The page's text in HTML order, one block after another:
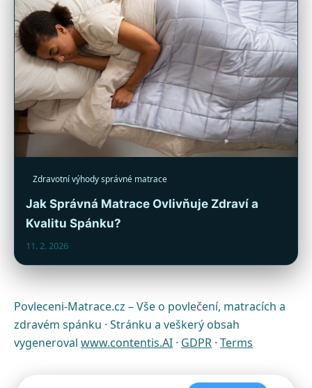
Zdravotní výhody správné matrace
Jak Správná Matrace Ovlivňuje Zdraví a
Kvalitu Spánku?
11. 2. 2026
Povleceni-Matrace.cz – Vše o povlečení, matracích a
zdravém spánku · Stránku a veškerý obsah
vygeneroval www.contentis.AI · GDPR · Terms